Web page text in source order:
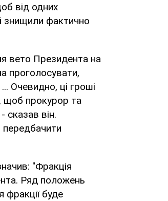
від одних
знищили фактично
вето Президента на
проголосувати,
Очевидно, ці гроші
щоб прокурор та
сказав він.
"Фракція
Ряд положень
фракції буде